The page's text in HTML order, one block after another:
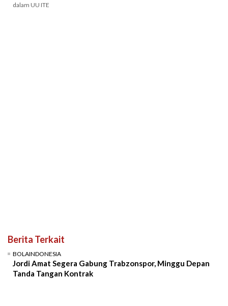
dalam UU ITE
Berita Terkait
BOLAINDONESIA
Jordi Amat Segera Gabung Trabzonspor, Minggu Depan
Tanda Tangan Kontrak